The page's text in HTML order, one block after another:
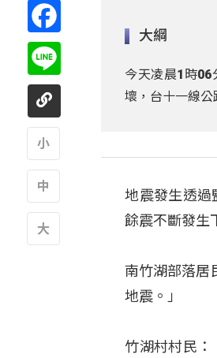
大綱
今天凌晨1時06
壞，台十一線
地震發生透過
餘震不斷發生
南竹湖部落居
地震。」
竹湖村村民：